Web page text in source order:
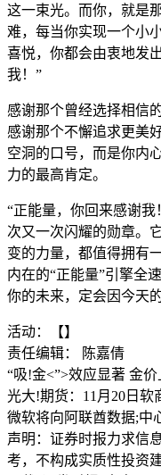
这一束光。而你，就是
难，每当你实现一个小
喜悦，你都会由衷地发
我！”
感谢那个曾经选择相信
感谢那个不懈追求更美
空洞的口号，而是你内
力的最高肯定。
“正能量，你回来感谢
次又一次闪耀的勋章。
变的力量，都值得拥有
内在的“正能量”引擎全
你的未来，定会因今天
活动：【】
责任编辑： 陈嘉倩
“吸!金<”>效应显著 金
光大!期货：11月20日软
微软将向阿联酋数据;中
声明：证券时报力求信
考，不构成实质性投资